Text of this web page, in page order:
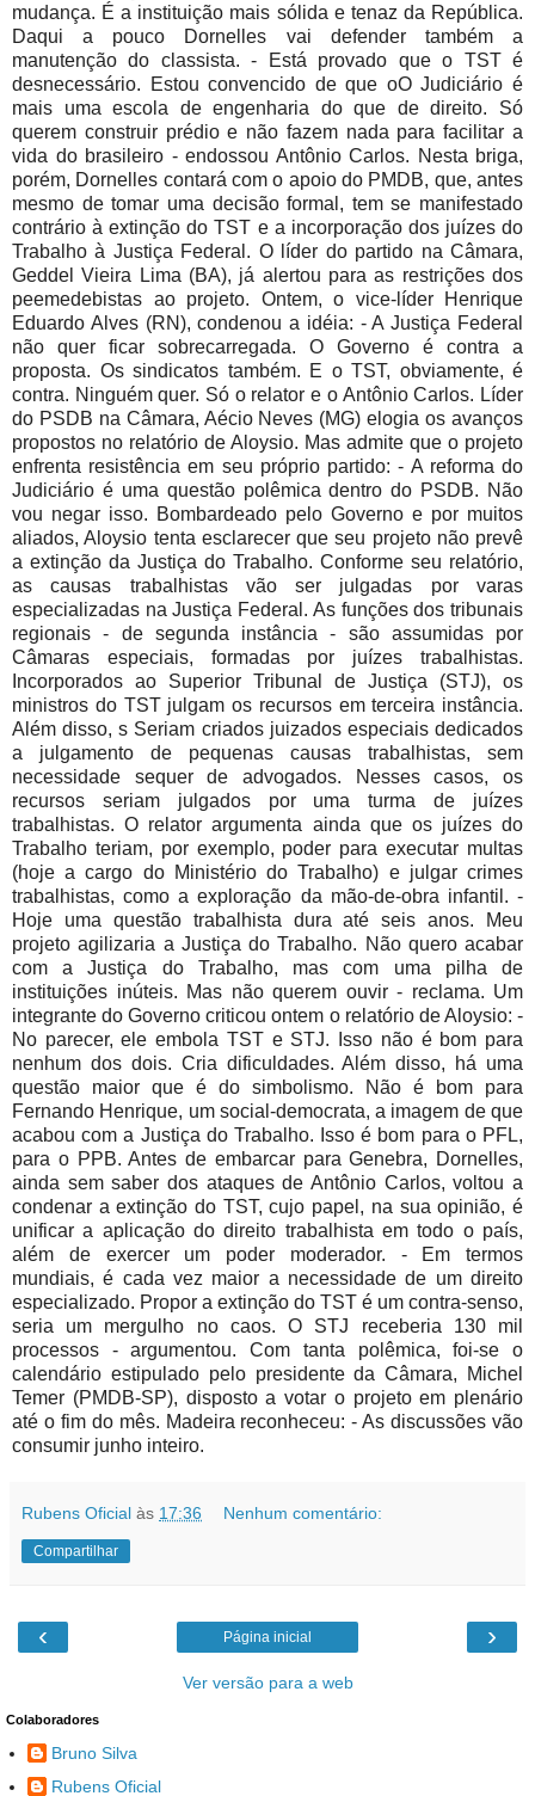
mudança. É a instituição mais sólida e tenaz da República.
Daqui a pouco Dornelles vai defender também a
manutenção do classista. - Está provado que o TST é
desnecessário. Estou convencido de que oO Judiciário é
mais uma escola de engenharia do que de direito. Só
querem construir prédio e não fazem nada para facilitar a
vida do brasileiro - endossou Antônio Carlos. Nesta briga,
porém, Dornelles contará com o apoio do PMDB, que, antes
mesmo de tomar uma decisão formal, tem se manifestado
contrário à extinção do TST e a incorporação dos juízes do
Trabalho à Justiça Federal. O líder do partido na Câmara,
Geddel Vieira Lima (BA), já alertou para as restrições dos
peemedebistas ao projeto. Ontem, o vice-líder Henrique
Eduardo Alves (RN), condenou a idéia: - A Justiça Federal
não quer ficar sobrecarregada. O Governo é contra a
proposta. Os sindicatos também. E o TST, obviamente, é
contra. Ninguém quer. Só o relator e o Antônio Carlos. Líder
do PSDB na Câmara, Aécio Neves (MG) elogia os avanços
propostos no relatório de Aloysio. Mas admite que o projeto
enfrenta resistência em seu próprio partido: - A reforma do
Judiciário é uma questão polêmica dentro do PSDB. Não
vou negar isso. Bombardeado pelo Governo e por muitos
aliados, Aloysio tenta esclarecer que seu projeto não prevê
a extinção da Justiça do Trabalho. Conforme seu relatório,
as causas trabalhistas vão ser julgadas por varas
especializadas na Justiça Federal. As funções dos tribunais
regionais - de segunda instância - são assumidas por
Câmaras especiais, formadas por juízes trabalhistas.
Incorporados ao Superior Tribunal de Justiça (STJ), os
ministros do TST julgam os recursos em terceira instância.
Além disso, s Seriam criados juizados especiais dedicados
a julgamento de pequenas causas trabalhistas, sem
necessidade sequer de advogados. Nesses casos, os
recursos seriam julgados por uma turma de juízes
trabalhistas. O relator argumenta ainda que os juízes do
Trabalho teriam, por exemplo, poder para executar multas
(hoje a cargo do Ministério do Trabalho) e julgar crimes
trabalhistas, como a exploração da mão-de-obra infantil. -
Hoje uma questão trabalhista dura até seis anos. Meu
projeto agilizaria a Justiça do Trabalho. Não quero acabar
com a Justiça do Trabalho, mas com uma pilha de
instituições inúteis. Mas não querem ouvir - reclama. Um
integrante do Governo criticou ontem o relatório de Aloysio: -
No parecer, ele embola TST e STJ. Isso não é bom para
nenhum dos dois. Cria dificuldades. Além disso, há uma
questão maior que é do simbolismo. Não é bom para
Fernando Henrique, um social-democrata, a imagem de que
acabou com a Justiça do Trabalho. Isso é bom para o PFL,
para o PPB. Antes de embarcar para Genebra, Dornelles,
ainda sem saber dos ataques de Antônio Carlos, voltou a
condenar a extinção do TST, cujo papel, na sua opinião, é
unificar a aplicação do direito trabalhista em todo o país,
além de exercer um poder moderador. - Em termos
mundiais, é cada vez maior a necessidade de um direito
especializado. Propor a extinção do TST é um contra-senso,
seria um mergulho no caos. O STJ receberia 130 mil
processos - argumentou. Com tanta polêmica, foi-se o
calendário estipulado pelo presidente da Câmara, Michel
Temer (PMDB-SP), disposto a votar o projeto em plenário
até o fim do mês. Madeira reconheceu: - As discussões vão
consumir junho inteiro.
Rubens Oficial às 17:36 Nenhum comentário:
Compartilhar
‹ ›
Página inicial
Ver versão para a web
Colaboradores
Bruno Silva
Rubens Oficial